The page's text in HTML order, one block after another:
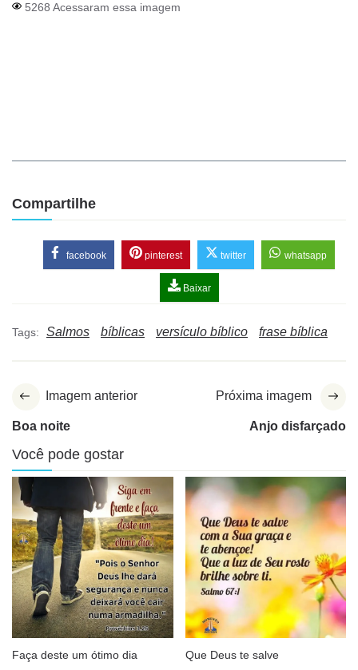
5268 Acessaram essa imagem
Compartilhe
facebook pinterest twitter whatsapp
Baixar
Tags: Salmos bíblicas versículo bíblico frase bíblica
Imagem anterior
Boa noite
Próxima imagem
Anjo disfarçado
Você pode gostar
Faça deste um ótimo dia Que Deus te salve